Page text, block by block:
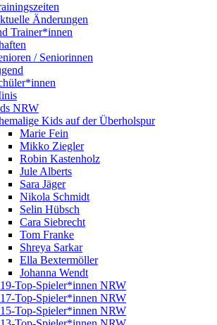
Änderungen
Trainer*innen
/ Seniorinnen
NRW
Kids auf der Überholspur
Marie Fein
Mikko Ziegler
Robin Kastenholz
Jule Alberts
Sara Jäger
Nikola Schmidt
Selin Hübsch
Cara Siebrecht
Tom Franke
Shreya Sarkar
Ella Bextermöller
Johanna Wendt
Top-Spieler*innen NRW
Top-Spieler*innen NRW
Top-Spieler*innen NRW